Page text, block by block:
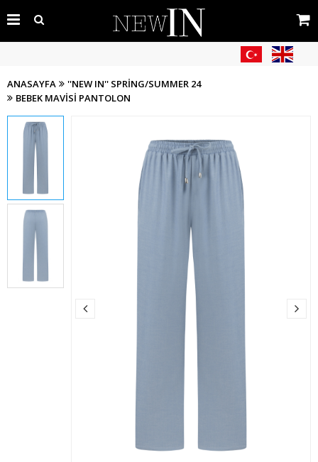
ANASAYFA
''NEW IN'' SPRING/SUMMER 24
BEBEK MAVISI PANTOLON